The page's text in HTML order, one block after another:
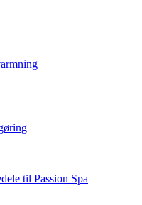
til Passion Spa